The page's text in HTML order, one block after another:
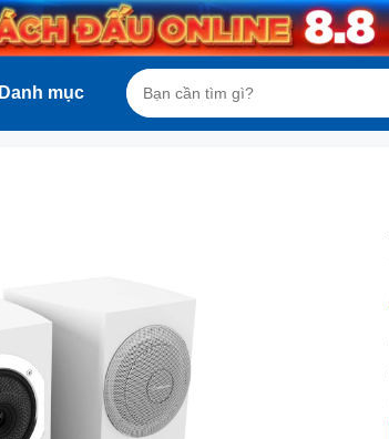
Danh mục